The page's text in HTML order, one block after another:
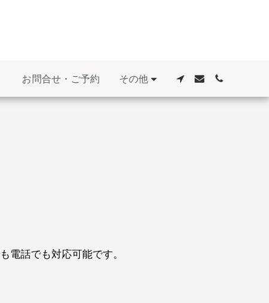
お問合せ・ご予約 その他
電話でも対応可能です。